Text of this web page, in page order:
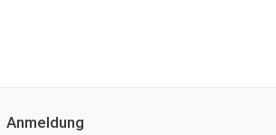
Anmeldung